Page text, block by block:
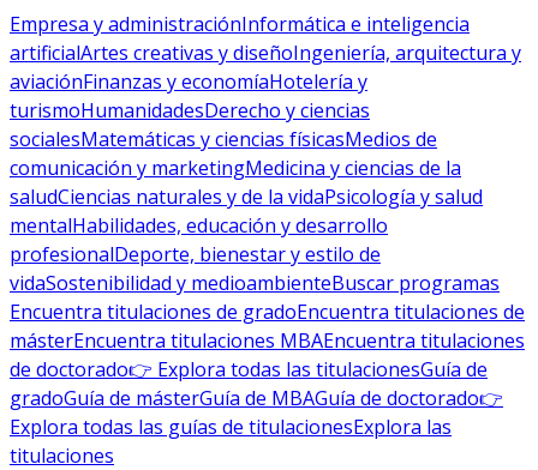
Empresa y administraciónInformática e inteligencia
artificialArtes creativas y diseñoIngeniería, arquitectura y
aviaciónFinanzas y economíaHotelería y
turismoHumanidadesDerecho y ciencias
socialesMatemáticas y ciencias físicasMedios de
comunicación y marketingMedicina y ciencias de la
saludCiencias naturales y de la vidaPsicología y salud
mentalHabilidades, educación y desarrollo
profesionalDeporte, bienestar y estilo de
vidaSostenibilidad y medioambienteBuscar programas
Encuentra titulaciones de gradoEncuentra titulaciones de
másterEncuentra titulaciones MBAEncuentra titulaciones
de doctorado👉 Explora todas las titulacionesGuía de
gradoGuía de másterGuía de MBAGuía de doctorado👉
Explora todas las guías de titulacionesExplora las
titulaciones